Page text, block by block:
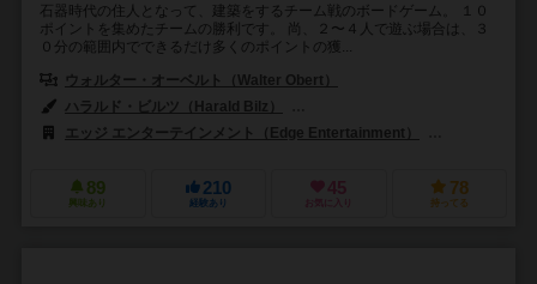
石器時代の住人となって、建築をするチーム戦のボードゲーム。 １０
ポイントを集めたチームの勝利です。 尚、２〜４人で遊ぶ場合は、３
０分の範囲内でできるだけ多くのポイントの獲...
ウォルター・オーベルト（Walter Obert）
ハラルド・ビルツ（Harald Bilz）
エッジ エンターテインメント（Edge Entertainment）
89
興味あり
210
経験あり
45
お気に入り
78
持ってる